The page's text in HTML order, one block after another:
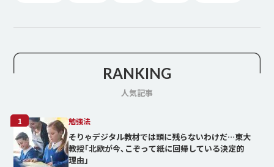
RANKING
人気記事
1 勉強法
そりゃデジタル教材では頭に残らないわけだ…東大
教授｢北欧が今､こぞって紙に回帰している決定的
理由」